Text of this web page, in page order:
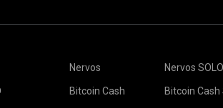
Nervos
Bitcoin Cash
Nervos SOLO
Bitcoin Cash